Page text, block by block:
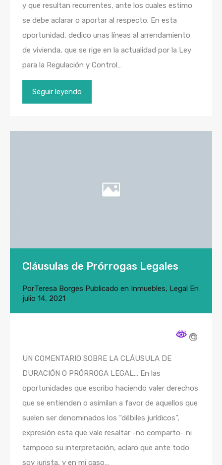
y que resultan recurrentes, ante los cuales estimo
se debe aclarar o aportar al respecto. En esta
oportunidad, dedico unas líneas al arrendamiento
de vivienda, que se rige en la actualidad por la Ley
para la Regulación y Control…
Seguir leyendo
Cláusulas de Prórrogas Legales
PorTeresa Borges Publicado en Inmuebles, Legal En
julio 14, 2021
UN COMENTARIO SOBRE LA CLÁUSULA DE
DURACIÓN O PRÓRROGA LEGAL… En las
oportunidades que escribo haciendo valer derechos
que se entienden o asimilan a favor de aquellos que
suelen ser denominados los “débiles jurídicos”,
expresión esta que vale resaltar -no comparto- ni
tampoco su interpretación, aclaro que ante todo
soy jurista, y en mi caso…